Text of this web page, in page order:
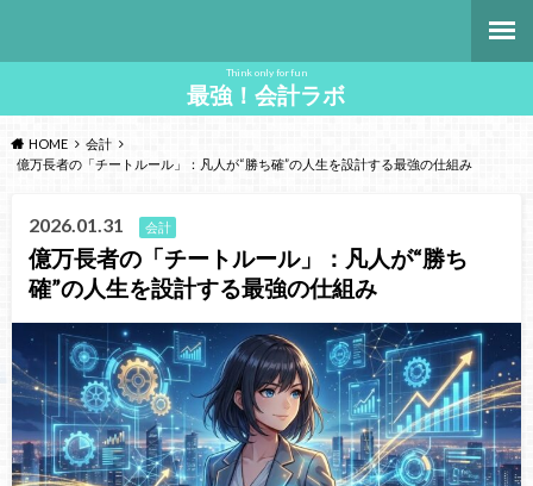
Think only for fun
最強！会計ラボ
HOME
会計
億万長者の「チートルール」：凡人が“勝ち確”の人生を設計する最強の仕組み
2026.01.31 会計
億万長者の「チートルール」：凡人が“勝ち
確”の人生を設計する最強の仕組み